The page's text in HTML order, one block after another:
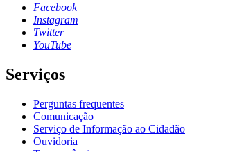
Facebook
Instagram
Twitter
YouTube
Serviços
Perguntas frequentes
Comunicação
Serviço de Informação ao Cidadão
Ouvidoria